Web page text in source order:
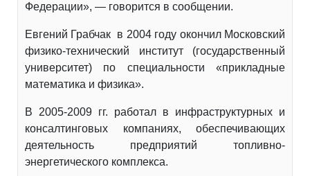
Федерации», — говорится в сообщении.
Евгений Грабчак в 2004 году окончил Московский
физико-технический институт (государственный
университет) по специальности «прикладные
математика и физика».
В 2005-2009 гг. работал в инфраструктурных и
консалтинговых компаниях, обеспечивающих
деятельность предприятий топливно-
энергетического комплекса.